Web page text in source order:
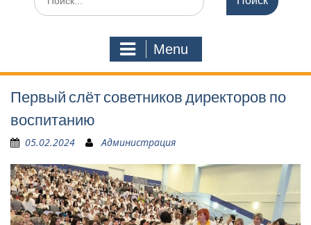
for:
Menu
Первый слёт советников директоров по
воспитанию
05.02.2024 Администрация